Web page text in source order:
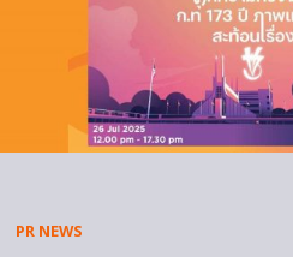
PR NEWS